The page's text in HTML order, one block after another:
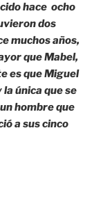
hace ocho
dos
muchos años,
que Mabel,
es que Miguel
única que se
hombre que
a sus cinco